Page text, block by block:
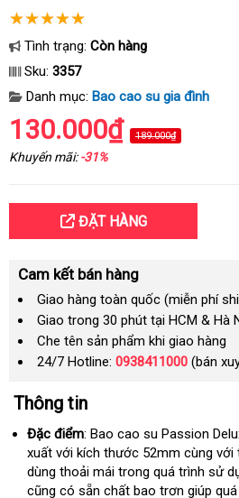
Tình trạng: Còn hàng
Sku: 3357
Danh mục: Bao cao su gia đình
130.000₫ 189.000₫
Khuyến mãi:-31%
ĐẶT HÀNG
Cam kết bán hàng
Giao hàng toàn quốc (miễn phí
Giao trong 30 phút tại HCM & Hà
Che tên sản phẩm khi giao hàng
24/7 Hotline: 0938411000 (bán
Thông tin
Đặc điểm: Bao cao su Passion
xuất ở
đâu
uy
với kích thước 52mm cùng với
dùng thoải mái trong nhận
xét
quá trình sử
cũng có sẵn chất bao trơn giúp địa